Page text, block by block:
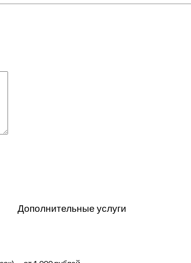
Дополнительные услуги